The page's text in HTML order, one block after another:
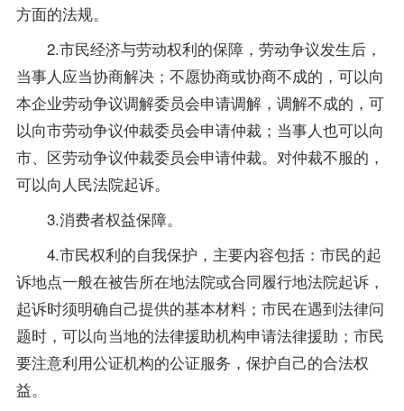
方面的法规。
2.市民经济与劳动权利的保障，劳动争议发生后，
当事人应当协商解决；不愿协商或协商不成的，可以向
本企业劳动争议调解委员会申请调解，调解不成的，可
以向市劳动争议仲裁委员会申请仲裁；当事人也可以向
市、区劳动争议仲裁委员会申请仲裁。对仲裁不服的，
可以向人民法院起诉。
3.消费者权益保障。
4.市民权利的自我保护，主要内容包括：市民的起
诉地点一般在被告所在地法院或合同履行地法院起诉，
起诉时须明确自己提供的基本材料；市民在遇到法律问
题时，可以向当地的法律援助机构申请法律援助；市民
要注意利用公证机构的公证服务，保护自己的合法权
益。